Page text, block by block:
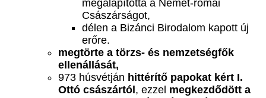
megalapította a Német-római
Császárságot,
délen a Bizánci Birodalom kapott új
erőre.
megtörte a törzs- és nemzetségfők
ellenállását,
973 húsvétján hittérítő papokat kért I.
Ottó császártól , ezzel megkezdődött a